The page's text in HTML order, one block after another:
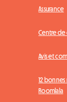
Assurance
Centre
Avis et
12
Roomlala